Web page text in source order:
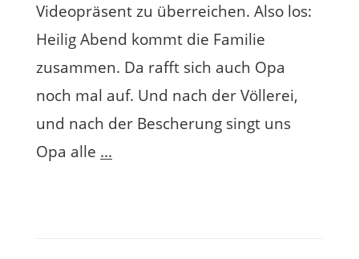
Videopräsent zu überreichen. Also los:
Heilig Abend kommt die Familie
zusammen. Da rafft sich auch Opa
noch mal auf. Und nach der Völlerei,
und nach der Bescherung singt uns
Opa alle ...